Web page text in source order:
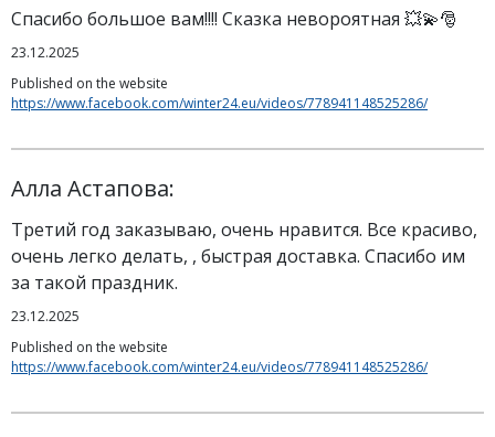
Спасибо большое вам!!!! Сказка невороятная 💥💫🎅
23.12.2025
Published on the website
https://www.facebook.com/winter24.eu/videos/778941148525286/
Алла Астапова:
Третий год заказываю, очень нравится. Все красиво,
очень легко делать, , быстрая доставка. Спасибо им
за такой праздник.
23.12.2025
Published on the website
https://www.facebook.com/winter24.eu/videos/778941148525286/